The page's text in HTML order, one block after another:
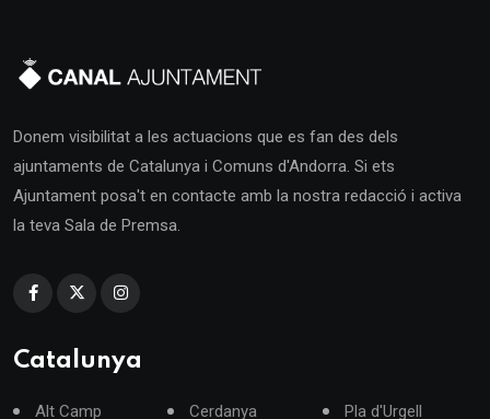
Donem visibilitat a les actuacions que es fan des dels
ajuntaments de Catalunya i Comuns d'Andorra. Si ets
Ajuntament posa't en contacte amb la nostra redacció i activa
la teva Sala de Premsa.
Catalunya
Alt Camp
Cerdanya
Pla d'Urgell